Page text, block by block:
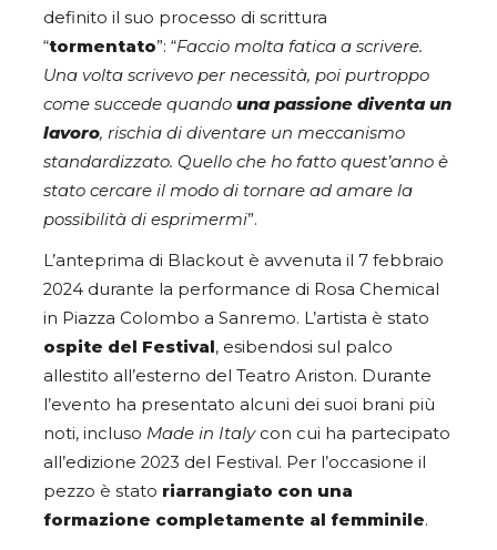
definito il suo processo di scrittura
“tormentato”: “Faccio molta fatica a scrivere.
Una volta scrivevo per necessità, poi purtroppo
come succede quando una passione diventa un
lavoro, rischia di diventare un meccanismo
standardizzato. Quello che ho fatto quest’anno è
stato cercare il modo di tornare ad amare la
possibilità di esprimermi”.
L’anteprima di Blackout è avvenuta il 7 febbraio
2024 durante la performance di Rosa Chemical
in Piazza Colombo a Sanremo. L’artista è stato
ospite del Festival, esibendosi sul palco
allestito all’esterno del Teatro Ariston. Durante
l’evento ha presentato alcuni dei suoi brani più
noti, incluso Made in Italycon cui ha partecipato
all’edizione 2023 del Festival. Per l’occasione il
pezzo è stato riarrangiato con una
formazione completamente al femminile.